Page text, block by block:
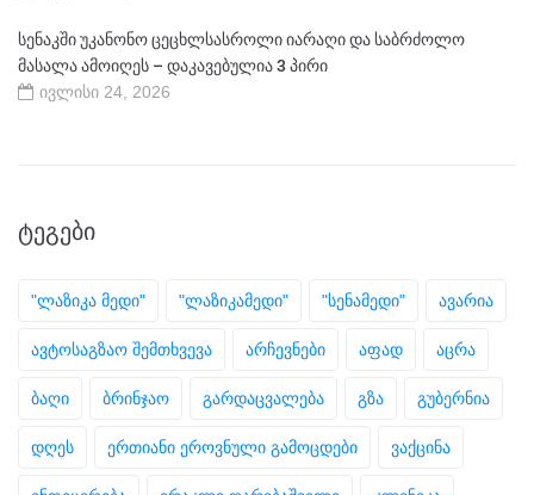
სენაკში უკანონო ცეცხლსასროლი იარაღი და საბრძოლო
მასალა ამოიღეს – დაკავებულია 3 პირი
ივლისი 24, 2026
ᲢᲔᲒᲔᲑᲘ
"ლაზიკა მედი" "ლაზიკამედი" "სენამედი" ავარია
ავტოსაგზაო შემთხვევა არჩევნები აფად აცრა
ბაღი ბრინჯაო გარდაცვალება გზა გუბერნია
დღეს ერთიანი ეროვნული გამოცდები ვაქცინა